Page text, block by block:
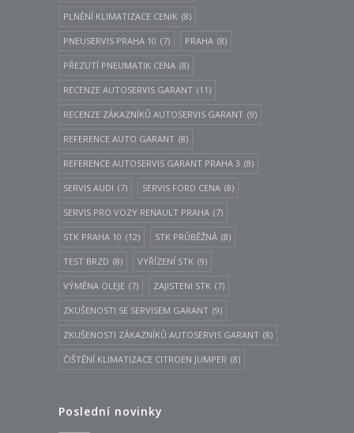
PLNĚNÍ KLIMATIZACE CENIK (8)
PNEUSERVIS PRAHA 10 (7) PRAHA (8)
PŘEZUTÍ PNEUMATIK CENA (8)
RECENZE AUTOSERVIS GARANT (11)
RECENZE ZÁKAZNÍKŮ AUTOSERVIS GARANT (9)
REFERENCE AUTO GARANT (8)
REFERENCE AUTOSERVIS GARANT PRAHA 3 (8)
SERVIS AUDI (7) SERVIS FORD CENA (8)
SERVIS PRO VOZY RENAULT PRAHA (7)
STK PRAHA 10 (12) STK PRŮBĚŽNÁ (8)
TEST BRZD (8) VYŘÍZENÍ STK (9)
VÝMĚNA OLEJE (7) ZAJISTENI STK (7)
ZKUŠENOSTI SE SERVISEM GARANT (9)
ZKUŠENOSTI ZÁKAZNÍKŮ AUTOSERVIS GARANT (8)
ČIŠTĚNÍ KLIMATIZACE CITROEN JUMPER (8)
Poslední novinky